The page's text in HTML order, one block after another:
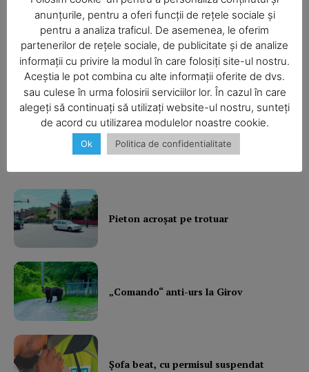
SUBSCRIBE NOW
Company
Contact us
Subscription Plans
My account
Ultimele ştiri
Pieton acroşat pe trotuar
„Comando“ anti-urs la Girov
Şofa beat, cu permisul suspendat
anunțurile, pentru a oferi funcții de rețele sociale și
pentru a analiza traficul. De asemenea, le oferim
partenerilor de rețele sociale, de publicitate și de analize
informații cu privire la modul în care folosiți site-ul nostru.
Aceștia le pot combina cu alte informații oferite de dvs.
sau culese în urma folosirii serviciilor lor. În cazul în care
alegeți să continuați să utilizați website-ul nostru, sunteți
de acord cu utilizarea modulelor noastre cookie.
Ok Politica de confidentialitate